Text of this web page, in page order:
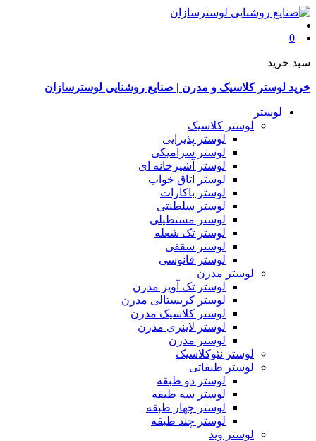
0
سبد خرید
خرید لوستر کلاسیک و مدرن | صنایع روشنایی لوسترسازان
لوستر
لوستر کلاسیک
لوستر پذیرایی
لوستر سرامیکی
لوستر آشپزخانه ای
لوستر اتاق خواب
لوستر باکارات
لوستر سلطنتی
لوستر مستطیلی
لوستر تک شعله
لوستر سقفی
لوستر فانوسی
لوستر مدرن
لوستر تک آویز مدرن
لوستر کریستالی مدرن
لوستر کلاسیک مدرن
لوستر لاینری مدرن
لوستر مدرن
لوستر نئوکلاسیک
لوستر طبقاتی
لوستر دو طبقه
لوستر سه طبقه
لوستر چهار طبقه
لوستر چند طبقه
لوستر وید